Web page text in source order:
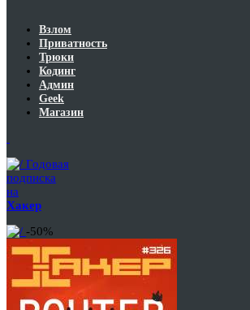
Взлом
Приватность
Трюки
Кодинг
Админ
Geek
Магазин
Годовая
подписка
на
Хакер
-50%